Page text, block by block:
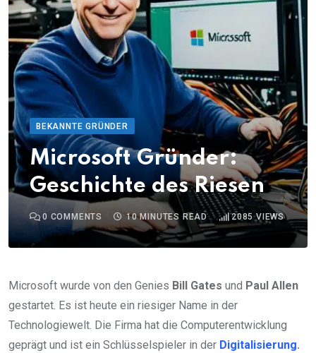
BEKANNTE GRÜNDER
Microsoft Gründer:
Geschichte des Riesen
0 COMMENTS 10 MINUTES READ 2085VIEWS
Microsoft wurde von den Genies Bill Gates und Paul Allen
gestartet. Es ist heute ein riesiger Name in der
Technologiewelt. Die Firma hat die Computerentwicklung
geprägt und ist ein Schlüsselspieler in der Digitalisierung.